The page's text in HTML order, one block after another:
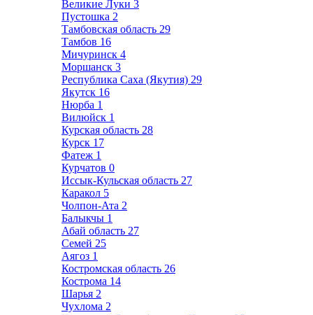
Великие Луки 3
Пустошка 2
Тамбовская область 29
Тамбов 16
Мичуринск 4
Моршанск 3
Республика Саха (Якутия) 29
Якутск 16
Нюрба 1
Вилюйск 1
Курская область 28
Курск 17
Фатеж 1
Курчатов 0
Иссык-Кульская область 27
Каракол 5
Чолпон-Ата 2
Балыкчы 1
Абай область 27
Семей 25
Аягоз 1
Костромская область 26
Кострома 14
Шарья 2
Чухлома 2